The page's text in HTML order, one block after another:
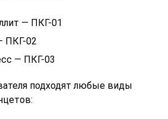
— ПКГ-01
ПКГ-02
— ПКГ-03
подходят любые виды